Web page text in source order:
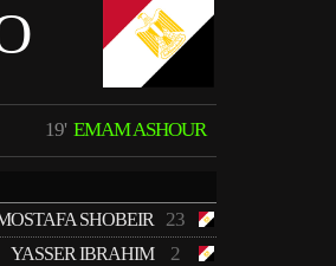
19' EMAM ASHOUR
SHOBEIR 23
YASSER IBRAHIM 2